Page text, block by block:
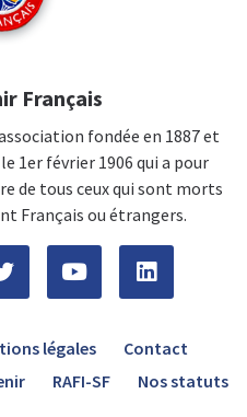
Français
fondée en 1887 et
1er février 1906 qui a pour
de tous ceux qui sont morts
Français ou étrangers.
légales
Contact
RAFI-SF Nos statuts